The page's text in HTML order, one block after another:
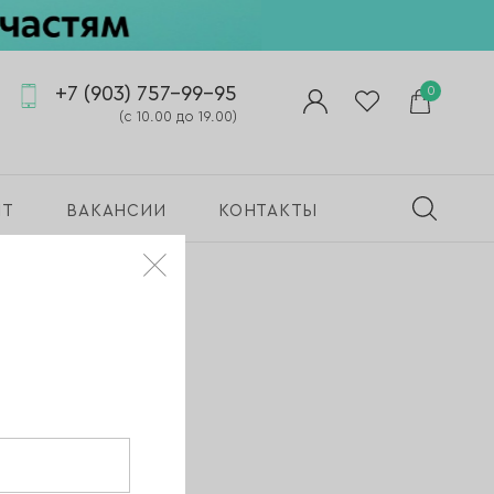
+7 (903) 757-99-95
(с 10.00 до 19.00)
0
ВАКАНСИИ КОНТАКТЫ
Луи